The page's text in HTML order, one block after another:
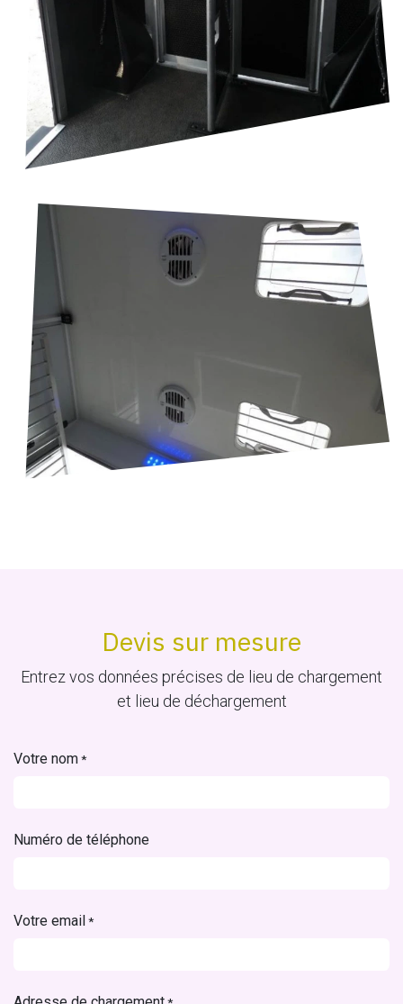
Devis sur mesure
Entrez vos données précises de lieu de chargement
et lieu de déchargement
Votre nom*
Numéro de téléphone
Votre email*